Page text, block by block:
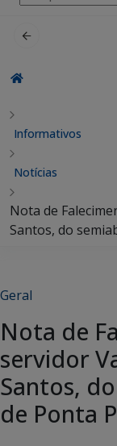
por:
Informativos
Notícias
Nota de
Santos, do
Geral
Nota de
servidor
Santos,
de Ponta